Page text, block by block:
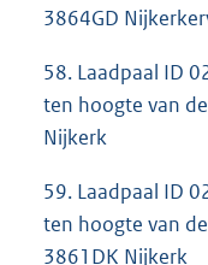
3864GD
58. Laadpaal ID
ten hoogte van
Nijkerk
59. Laadpaal ID
ten hoogte van
3861DK Nijkerk